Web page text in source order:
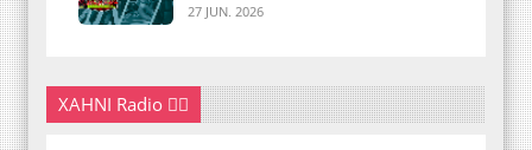
27 JUN. 2026
XAHNI Radio 👇🏽